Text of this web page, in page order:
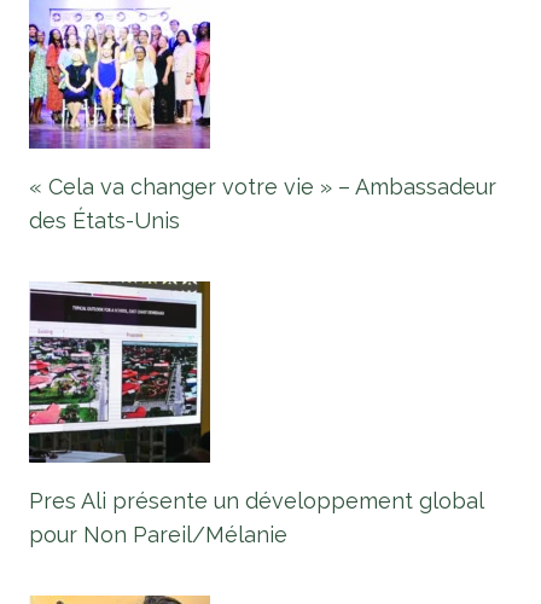
« Cela va changer votre vie » – Ambassadeur
des États-Unis
Pres Ali présente un développement global
pour Non Pareil/Mélanie